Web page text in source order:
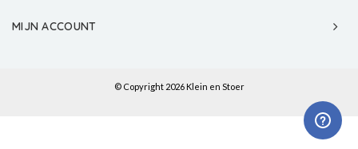
MIJN ACCOUNT
© Copyright 2026 Klein en Stoer